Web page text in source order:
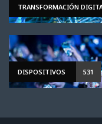
TRANSFORMACIÓN
DISPOSITIVOS 531